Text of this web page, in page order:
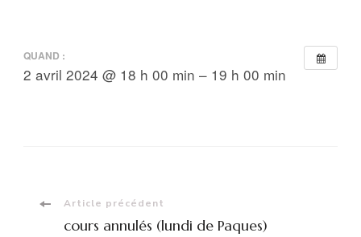
QUAND :
2 avril 2024 @ 18 h 00 min – 19 h 00 min
Navigation
Article précédent
cours annulés (lundi de Paques)